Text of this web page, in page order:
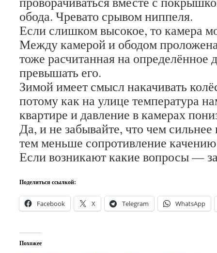
обода. Чревато срывом ниппеля.
Если слишком высокое, то камера
Между камерой и ободом
тоже расчитанная на определённое
превышать его.
Зимой имеет смысл накачивать
потому как на улице температура
квартире и давление в камерах
Да, и не забывайте, что чем
тем меньше сопротивление
Если возникают какие вопросы —
Поделиться ссылкой:
Facebook X Telegram WhatsApp
Похожее